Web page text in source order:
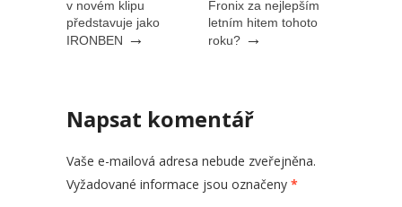
v novém klipu
představuje jako
IRONBEN
→
Fronix za nejlepším
letním hitem tohoto
roku? →
Napsat komentář
Vaše e-mailová adresa nebude zveřejněna.
Vyžadované informace jsou označeny *